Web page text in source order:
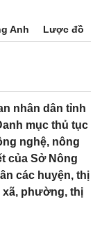
Anh Lược đồ
nhân dân tỉnh
mục thủ tục
nghệ, nông
của Sở Nông
các huyện, thị
xã, phường, thị